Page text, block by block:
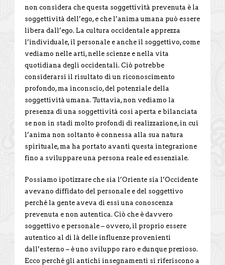
non considera che questa soggettività prevenuta è la
soggettività dell’ego, e che l’anima umana può essere
libera dall’ego. La cultura occidentale apprezza
l’individuale, il personale e anche il soggettivo, come
vediamo nelle arti, nelle scienze e nella vita
quotidiana degli occidentali. Ciò potrebbe
considerarsi il risultato di un riconoscimento
profondo, ma inconscio, del potenziale della
soggettività umana. Tuttavia, non vediamo la
presenza di una soggettività così aperta e bilanciata
se non in stadi molto profondi di realizzazione, in cui
l’anima non soltanto è connessa alla sua natura
spirituale, ma ha portato avanti questa integrazione
fino a sviluppare una persona reale ed essenziale.
Possiamo ipotizzare che sia l’Oriente sia l’Occidente
avevano diffidato del personale e del soggettivo
perché la gente aveva di essi una conoscenza
prevenuta e non autentica. Ciò che è davvero
soggettivo e personale – ovvero, il proprio essere
autentico al di là delle influenze provenienti
dall’esterno – è uno sviluppo raro e dunque prezioso.
Ecco perché gli antichi insegnamenti si riferiscono a